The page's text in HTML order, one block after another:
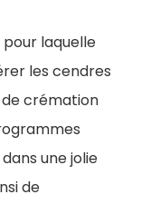
pour laquelle
les cendres
crémation
une jolie
de